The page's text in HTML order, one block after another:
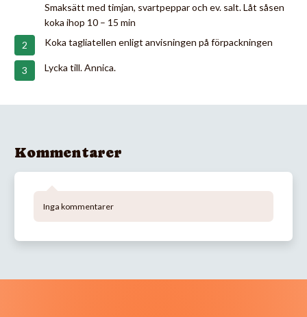
Smaksätt med timjan, svartpeppar och ev. salt. Låt såsen
koka ihop 10 – 15 min
Koka tagliatellen enligt anvisningen på förpackningen
Lycka till. Annica.
Kommentarer
Inga kommentarer